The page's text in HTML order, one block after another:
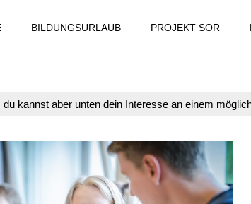
BILDUNGSURLAUB PROJEKT SOR
kannst aber unten dein Interesse an einem